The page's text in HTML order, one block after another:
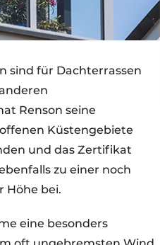
sind für Dachterrassen
Renson seine
Küstengebiete
und das Zertifikat
zu einer noch
Höhe bei.
eine besonders